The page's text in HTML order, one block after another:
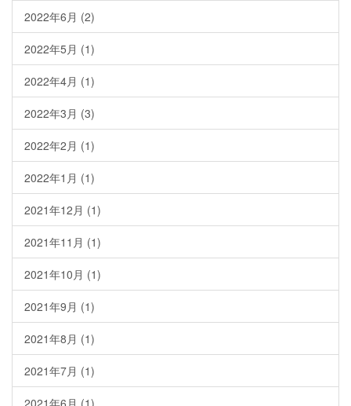
2022年6月 (2)
2022年5月 (1)
2022年4月 (1)
2022年3月 (3)
2022年2月 (1)
2022年1月 (1)
2021年12月 (1)
2021年11月 (1)
2021年10月 (1)
2021年9月 (1)
2021年8月 (1)
2021年7月 (1)
2021年6月 (1)